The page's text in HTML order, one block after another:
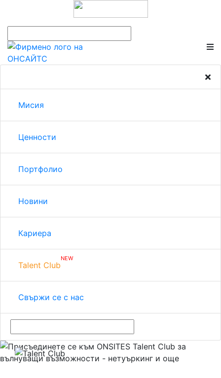
Мисия
Ценности
Портфолио
Новини
Кариера
Talent Club
NEW
Свържи се с нас